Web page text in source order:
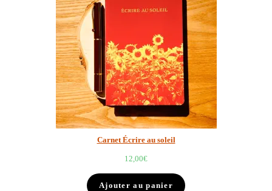
Carnet Écrire au soleil
12,00€
Ajouter au panier